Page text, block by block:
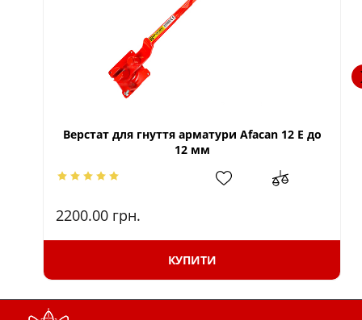
Верстат для гнуття арматури Afacan 12 Е до
12 мм
2200.00 грн.
КУПИТИ